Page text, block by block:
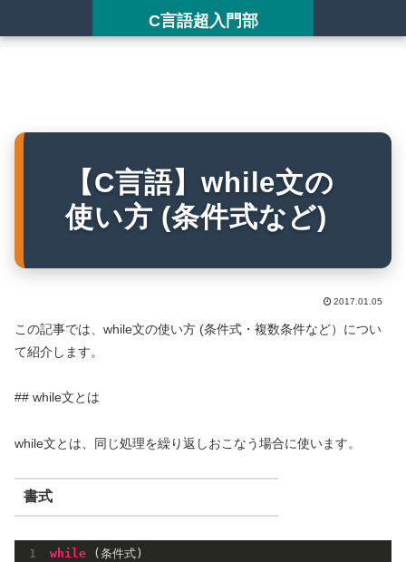
C言語超入門部
【C言語】while文の
使い方 (条件式など)
2017.01.05
この記事では、while文の使い方 (条件式・複数条件など）につい
て紹介します。
## while文とは
while文とは、同じ処理を繰り返しおこなう場合に使います。
書式
while (条件式)